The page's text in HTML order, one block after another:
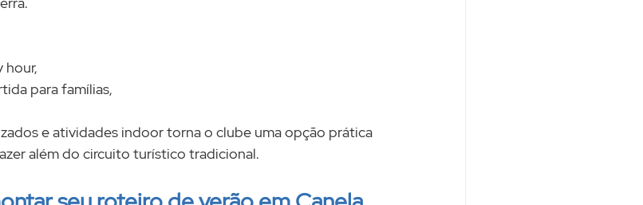
hour,
para famílias,
e atividades indoor torna o clube uma opção prática
além do circuito turístico tradicional.